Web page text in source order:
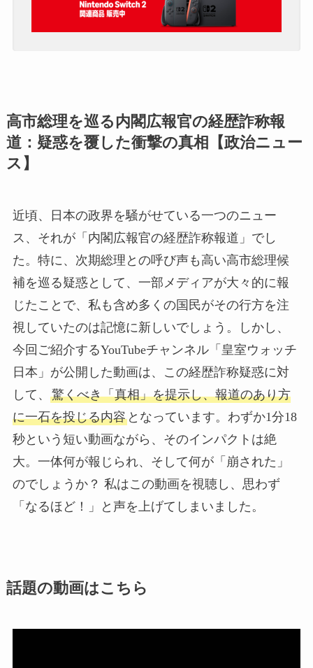
高市総理を巡る内閣広報官の経歴詐称報
道：疑惑を覆した衝撃の真相【政治ニュー
ス】
近頃、日本の政界を騒がせている一つのニュー
ス、それが「内閣広報官の経歴詐称報道」でし
た。特に、次期総理との呼び声も高い高市総理候
補を巡る疑惑として、一部メディアが大々的に報
じたことで、私も含め多くの国民がその行方を注
視していたのは記憶に新しいでしょう。しかし、
今回ご紹介するYouTubeチャンネル「皇室ウォッチ
日本」が公開した動画は、この経歴詐称疑惑に対
して、 驚くべき「真相」を提示し、報道のあり方
に一石を投じる内容となっています。わずか1分18
秒という短い動画ながら、そのインパクトは絶
大。一体何が報じられ、そして何が「崩された」
のでしょうか？ 私はこの動画を視聴し、思わず
「なるほど！」と声を上げてしまいました。
話題の動画はこちら